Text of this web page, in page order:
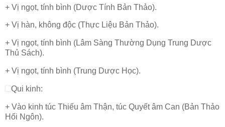
+ Vị ngọt, tính bình (Dược Tính Bản Thảo).
+ Vị hàn, không độc (Thực Liệu Bản Thảo).
+ Vị ngọt, tính bình (Lâm Sàng Thường Dụng Trung Dược
Thủ Sách).
+ Vị ngọt, tính bình (Trung Dược Học).
Qui kinh:
+ Vào kinh túc Thiếu âm Thận, túc Quyết âm Can (Bản Thảo
Hối Ngôn).